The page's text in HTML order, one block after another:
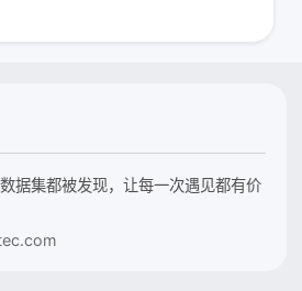
据集都被发现，让每一次遇见都有价